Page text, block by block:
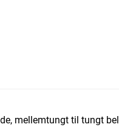
mellemtungt til tungt